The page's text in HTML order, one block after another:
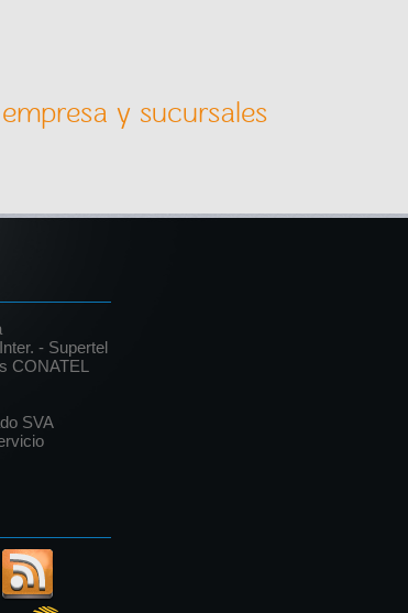
y sucursales
- Supertel
CONATEL
SVA